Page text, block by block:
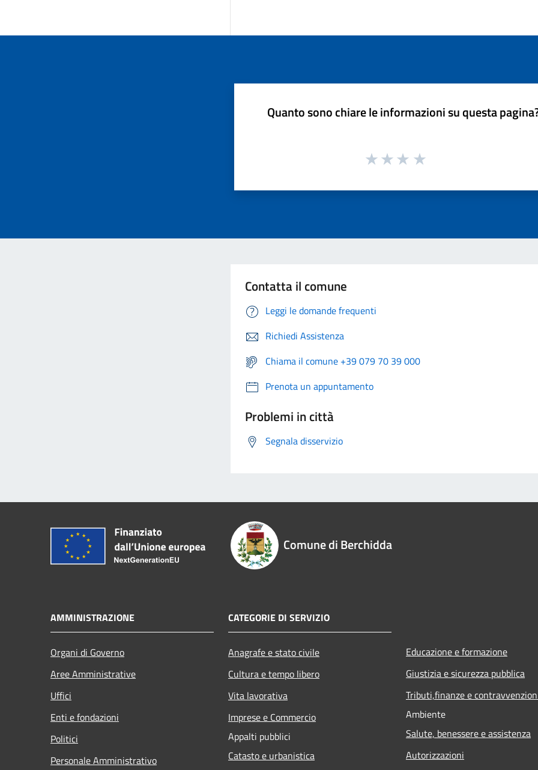
Quanto sono chiare le informazioni su questa
Contatta il comune
Leggi le domande frequenti
Richiedi Assistenza
Chiama il comune +39 079 70 39 000
Prenota un appuntamento
Problemi in città
Segnala disservizio
Comune di Berchidda
AMMINISTRAZIONE
Organi di Governo
Aree Amministrative
Uffici
Enti e fondazioni
Politici
Personale Amministrativo
CATEGORIE DI SERVIZIO
Anagrafe e stato civile
Cultura e tempo libero
Vita lavorativa
Imprese e Commercio
Appalti pubblici
Catasto e urbanistica
Educazione e formazione
Giustizia e sicurezza pubblica
Tributi,finanze e
Ambiente
Salute, benessere e assistenza
Autorizzazioni